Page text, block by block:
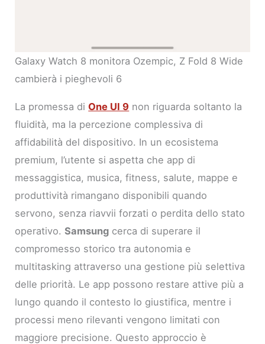
Galaxy Watch 8 monitora Ozempic, Z Fold 8 Wide
cambierà i pieghevoli 6
La promessa diOne UI 9 non riguarda soltanto la
fluidità, ma la percezione complessiva di
affidabilità del dispositivo. In un ecosistema
premium, l’utente si aspetta che app di
messaggistica, musica, fitness, salute, mappe e
produttività rimangano disponibili quando
servono, senza riavvii forzati o perdita dello stato
operativo.Samsung cerca di superare il
compromesso storico tra autonomia e
multitasking attraverso una gestione più selettiva
delle priorità. Le app possono restare attive più a
lungo quando il contesto lo giustifica, mentre i
processi meno rilevanti vengono limitati con
maggiore precisione. Questo approccio è